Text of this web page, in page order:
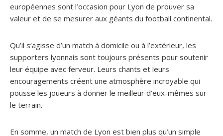
européennes sont l’occasion pour Lyon de prouver sa
valeur et de se mesurer aux géants du football continental.
Qu’il s’agisse d’un match à domicile ou à l’extérieur, les
supporters lyonnais sont toujours présents pour soutenir
leur équipe avec ferveur. Leurs chants et leurs
encouragements créent une atmosphère incroyable qui
pousse les joueurs à donner le meilleur d’eux-mêmes sur
le terrain.
En somme, un match de Lyon est bien plus qu’un simple